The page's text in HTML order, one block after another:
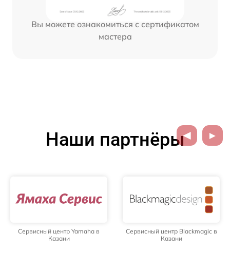
Вы можете ознакомиться с сертификатом
мастера
Наши партнёры
Сервисный центр Yamaha в
Казани
Сервисный центр Blackmagic в
Казани